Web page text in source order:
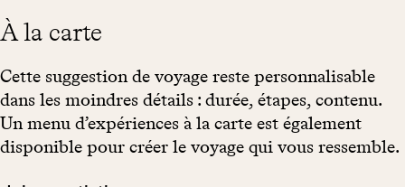
À la carte
Cette suggestion de voyage reste personnalisable
dans les moindres détails : durée, étapes, contenu.
Un menu d’expériences à la carte est également
disponible pour créer le voyage qui vous ressemble.